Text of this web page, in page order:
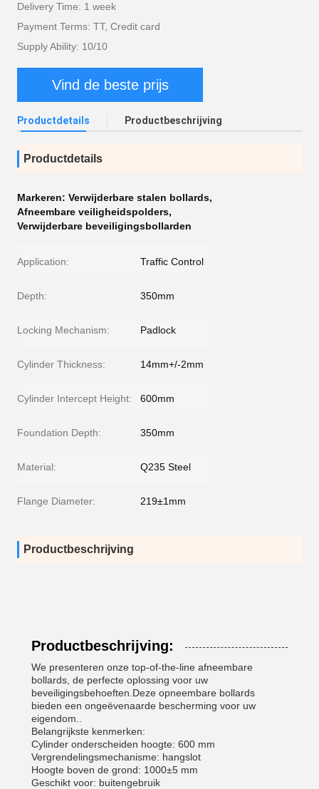
Delivery Time: 1 week
Payment Terms: TT, Credit card
Supply Ability: 10/10
Vind de beste prijs
Productdetails Productbeschrijving
Productdetails
Markeren: Verwijderbare stalen bollards,
Afneembare veiligheidspolders,
Verwijderbare beveiligingsbollarden
Application: Traffic Control
Depth: 350mm
Locking Mechanism: Padlock
Cylinder Thickness: 14mm+/-2mm
Cylinder Intercept Height: 600mm
Foundation Depth: 350mm
Material: Q235 Steel
Flange Diameter: 219±1mm
Productbeschrijving
Productbeschrijving:
We presenteren onze top-of-the-line afneembare
bollards, de perfecte oplossing voor uw
beveiligingsbehoeften.Deze opneembare bollards
bieden een ongeëvenaarde bescherming voor uw
eigendom..
Belangrijkste kenmerken:
Cylinder onderscheiden hoogte: 600 mm
Vergrendelingsmechanisme: hangslot
Hoogte boven de grond: 1000±5 mm
Geschikt voor: buitengebruik